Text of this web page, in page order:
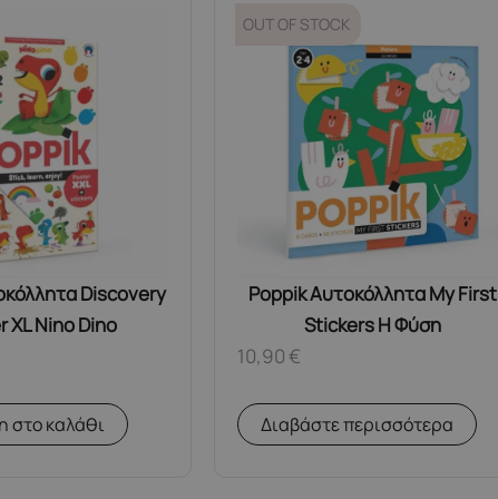
Discovery
XL Nino Dino
στο καλάθι
Poppik Αυτοκόλλητα My First
Stickers Η Φύση
OUT OF STOCK
10,90€
Διαβάστε περισσότερα